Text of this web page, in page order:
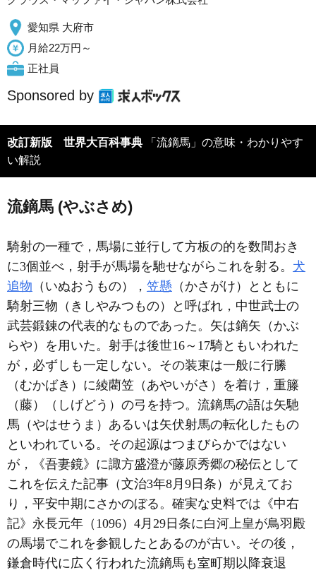
愛知県 大府市
月給22万円～
正社員
Sponsored by
改訂新版 世界大百科事典
い解説
流鏑馬 (やぶさめ)
騎射の一種で，馬場に並行して方板の的を数間おき
に3個並べ，射手が馬場を馳せながらこれを射る。 犬
追物 （いぬおうもの）， 笠懸 （かさがけ）とともに
騎射三物（きしやみつもの）と呼ばれ，中世武士の
武芸鍛錬の代表的なものであった。矢は鏑矢（かぶ
らや）を用いた。射手は後世16～17騎ともいわれた
が，必ずしも一定しない。その装束は一般に行縢
（むかばき）に綾藺笠（あやいがさ）を着け，重籐
（藤）（しげどう）の弓を持つ。流鏑馬の語は矢馳
馬（やはせうま）あるいは矢伏射馬の転化したもの
といわれている。その起源はつまびらかではない
が，《吾妻鏡》に諏方盛澄が藤原秀郷の秘伝として
これを伝えた記事（文治3年8月9日条）が見えてお
り，平安中期にさかのぼる。確実な史料では《中右
記》永長元年（1096）4月29日条に白河上皇が鳥羽殿
の馬場でこれを参観したとあるのが古い。その後，
鎌倉時代に広く行われた流鏑馬も室町期以降衰退